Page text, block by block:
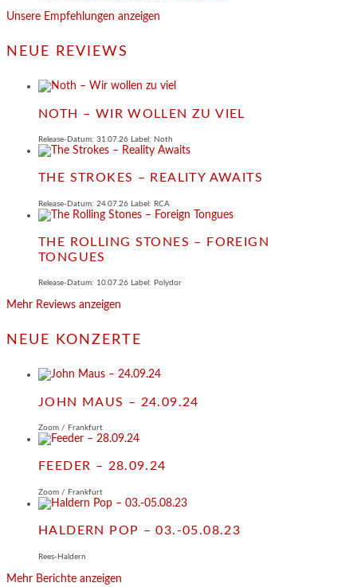
Unsere Empfehlungen anzeigen
NEUE REVIEWS
NOTH – WIR WOLLEN ZU VIEL
Release-Datum: 31.07.26 Label: Noth
THE STROKES – REALITY AWAITS
Release-Datum: 24.07.26 Label: RCA
THE ROLLING STONES – FOREIGN
TONGUES
Release-Datum: 10.07.26 Label: Polydor
Mehr Reviews anzeigen
NEUE KONZERTE
JOHN MAUS – 24.09.24
Zoom / Frankfurt
FEEDER – 28.09.24
Zoom / Frankfurt
HALDERN POP – 03.-05.08.23
Rees-Haldern
Mehr Berichte anzeigen